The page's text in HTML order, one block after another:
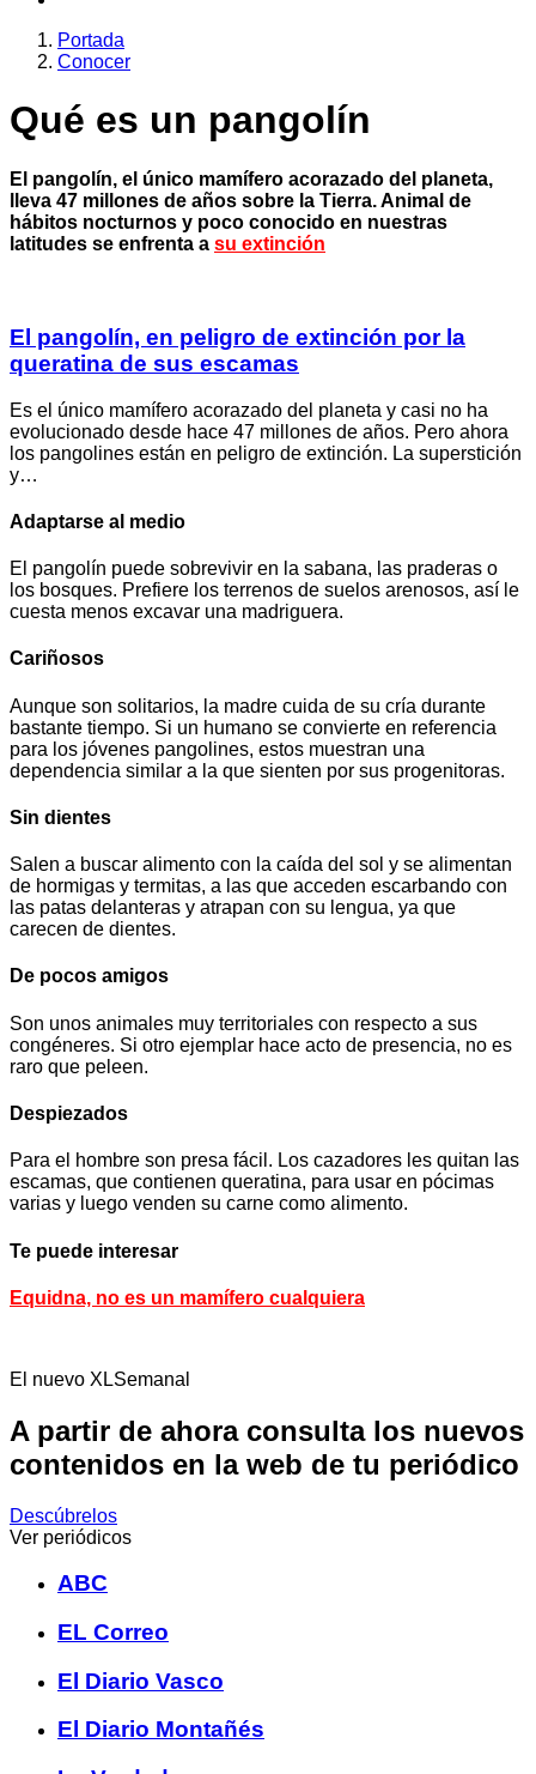
Portada
Conocer
Qué es un pangolín
El pangolín, el único mamífero acorazado del planeta,
lleva 47 millones de años sobre la Tierra. Animal de
hábitos nocturnos y poco conocido en nuestras
latitudes se enfrenta a su extinción
El pangolín, en peligro de extinción por la
queratina de sus escamas
Es el único mamífero acorazado del planeta y casi no ha
evolucionado desde hace 47 millones de años. Pero ahora
los pangolines están en peligro de extinción. La superstición
y…
Adaptarse al medio
El pangolín puede sobrevivir en la sabana, las praderas o
los bosques. Prefiere los terrenos de suelos arenosos, así le
cuesta menos excavar una madriguera.
Cariñosos
Aunque son solitarios, la madre cuida de su cría durante
bastante tiempo. Si un humano se convierte en referencia
para los jóvenes pangolines, estos muestran una
dependencia similar a la que sienten por sus progenitoras.
Sin dientes
Salen a buscar alimento con la caída del sol y se alimentan
de hormigas y termitas, a las que acceden escarbando con
las patas delanteras y atrapan con su lengua, ya que
carecen de dientes.
De pocos amigos
Son unos animales muy territoriales con respecto a sus
congéneres. Si otro ejemplar hace acto de presencia, no es
raro que peleen.
Despiezados
Para el hombre son presa fácil. Los cazadores les quitan las
escamas, que contienen queratina, para usar en pócimas
varias y luego venden su carne como alimento.
Te puede interesar
Equidna, no es un mamífero cualquiera
El nuevo XLSemanal
A partir de ahora consulta los nuevos
contenidos en la web de tu periódico
Descúbrelos
Ver periódicos
ABC
EL Correo
El Diario Vasco
El Diario Montañés